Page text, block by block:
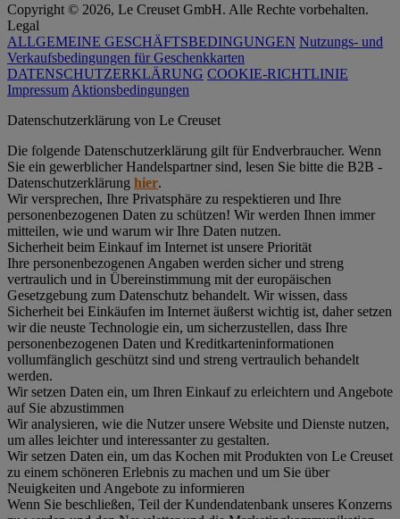
Copyright © 2026, Le Creuset GmbH. Alle Rechte vorbehalten.
Legal
ALLGEMEINE GESCHÄFTSBEDINGUNGEN Nutzungs- und
Verkaufsbedingungen für Geschenkkarten
DATENSCHUTZERKLÄRUNG COOKIE-RICHTLINIE
Impressum Aktionsbedingungen
Datenschutz­erklärung von Le Creuset
Die folgende Datenschutzerklärung gilt für Endverbraucher. Wenn
Sie ein gewerblicher Handelspartner sind, lesen Sie bitte die B2B -
Datenschutzerklärung hier.
Wir versprechen, Ihre Privatsphäre zu respektieren und Ihre
personenbezogenen Daten zu schützen! Wir werden Ihnen immer
mitteilen, wie und warum wir Ihre Daten nutzen.
Sicherheit beim Einkauf im Internet ist unsere Priorität
Ihre personenbezogenen Angaben werden sicher und streng
vertraulich und in Übereinstimmung mit der europäischen
Gesetzgebung zum Datenschutz behandelt. Wir wissen, dass
Sicherheit bei Einkäufen im Internet äußerst wichtig ist, daher setzen
wir die neuste Technologie ein, um sicherzustellen, dass Ihre
personenbezogenen Daten und Kreditkarteninformationen
vollumfänglich geschützt sind und streng vertraulich behandelt
werden.
Wir setzen Daten ein, um Ihren Einkauf zu erleichtern und Angebote
auf Sie abzustimmen
Wir analysieren, wie die Nutzer unsere Website und Dienste nutzen,
um alles leichter und interessanter zu gestalten.
Wir setzen Daten ein, um das Kochen mit Produkten von Le Creuset
zu einem schöneren Erlebnis zu machen und um Sie über
Neuigkeiten und Angebote zu informieren
Wenn Sie beschließen, Teil der Kundendatenbank unseres Konzerns